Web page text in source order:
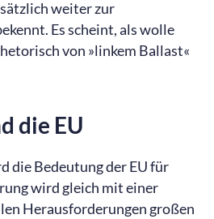
weiter zur
Es scheint, als wolle
von »linkem Ballast«
die EU
die Bedeutung der EU für
wird gleich mit einer
Herausforderungen großen